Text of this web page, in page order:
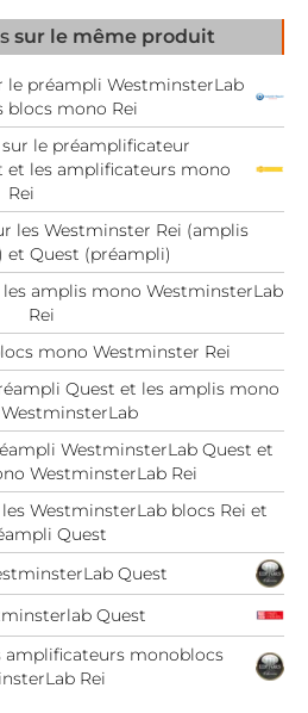
sur le même produit
le préampli WestminsterLab
blocs mono Rei
sur le préamplificateur
et les amplificateurs mono
Rei
les Westminster Rei (amplis
et Quest (préampli)
amplis mono WestminsterLab
Rei
mono Westminster Rei
Quest et les amplis mono
WestminsterLab
WestminsterLab Quest et
WestminsterLab Rei
WestminsterLab blocs Rei et
Quest
Quest
Quest
amplificateurs monoblocs
Rei